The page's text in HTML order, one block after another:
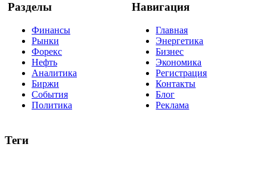
Разделы
Финансы
Рынки
Форекс
Нефть
Аналитика
Биржи
События
Политика
Навигация
Главная
Энергетика
Бизнес
Экономика
Регистрация
Контакты
Блог
Реклама
Теги